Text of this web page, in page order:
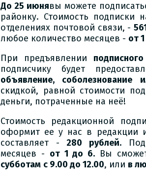
До 25 июнявы можете
районку. Стоимость
отделениях почтовой связи, -
любое количество месяцев - от
При предъявлении
подписчику будет
объявление, соболезнование
скидкой, равной стоимости
деньги, потраченные на неё!
Стоимость редакционной
оформит ее у нас в редакции и
составляет -280 рублей.
месяцев - от 1 до 6. Вы
субботам с 9.00 до 12.00, или в